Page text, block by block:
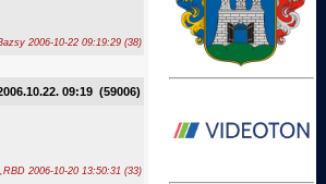
2006-10-22 09:19:29 (38)
09:19 (59006)
2006-10-20 13:50:31 (33)